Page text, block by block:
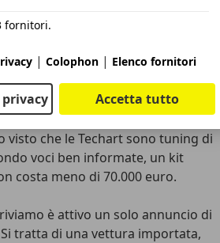
visto che le Techart sono tuning di
voci ben informate, un kit
costa meno di 70.000 euro.
è attivo un solo annuncio di
tratta di una vettura importata,
fornitori.
| Colophon | Elenco fornitori
Accetta tutto